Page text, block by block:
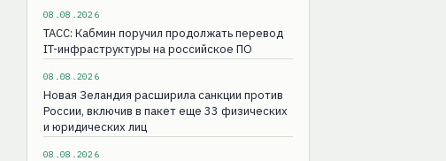
08.08.2026
ТАСС: Кабмин поручил продолжать перевод
IT-инфраструктуры на российское ПО
08.08.2026
Новая Зеландия расширила санкции против
России, включив в пакет еще 33 физических
и юридических лиц
08.08.2026